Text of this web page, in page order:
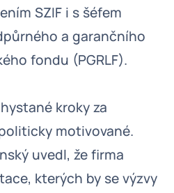
SZIF i s šéfem
a garančního
fondu (PGRLF).
kroky za
motivované.
uvedl, že firma
kterých by se výzvy